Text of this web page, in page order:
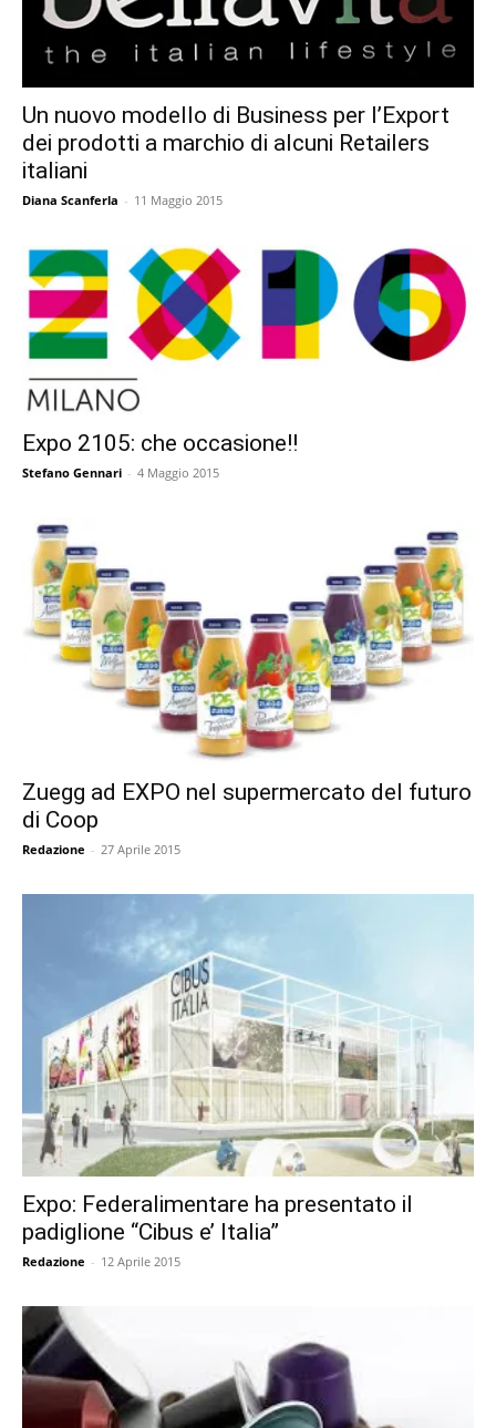
Un nuovo modello di Business per l’Export
dei prodotti a marchio di alcuni Retailers
italiani
Diana Scanferla - 11 Maggio 2015
Expo 2105: che occasione!!
Stefano Gennari - 4 Maggio 2015
Zuegg ad EXPO nel supermercato del futuro
di Coop
Redazione - 27 Aprile 2015
Expo: Federalimentare ha presentato il
padiglione “Cibus e’ Italia”
Redazione - 12 Aprile 2015